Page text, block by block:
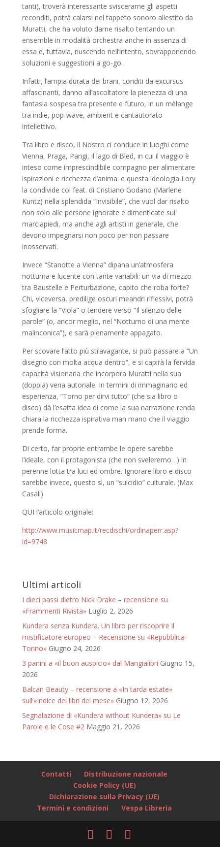
tanti), troverà interessante sviscerarne gli aspetti
reconditi, potrà calarsi nel tappeto sonoro allestito da
Muratti, che ha voluto darne risalto tentando un
ensemble in modalità orchestra anche in assenza di
essa e, tuttavia, riuscendo nell’intento, sovrapponendo
soluzioni e suggestioni a go-go.
Infatti, l’ampia durata dei brani, conditi da excursus
affascinanti, danno all’ascoltatore la pienezza di una
fantasia sospesa tra presente e futuro, in un mèlange
tra indie, pop-wave, ambient e cantautorato
intellettivo.
Tra libro e disco, il Nostro ci conduce in luoghi come
Vienna, Praga, Parigi, il lago di Bled, in cui il viaggio è
inteso come imprescindibile compagno per alimentare
ispirazioni e ricchezza d’anima: e questa ideologia Lory
la condivide col feat. di Cristiano Godano (Marlene
Kuntz) nella splendida “Invisibile”, che vuol dar risalto
non solo alle persone ignorate e dimenticate sui
marciapiedi, ma anche agli artisti in generale, che
devono impegnarsi non poco per non passare
inosservati.
Invece “Stanotte a Vienna” dipana un’atmosfera
notturna e lucente con tante variabili: un via di mezzo
tra Baustelle e Perturbazione, capito che roba forte?
Chi, viceversa, predilige oscuri meandri riflessivi, potrà
sfogliare la “Viola” o tendere verso “Il silenzio delle
parole” (o, ancor meglio, nel “Notturno di una mente
malinconica”), e sarà pienamente appagato.
Per scovare l’atto più stravagante, si può passare a “Un
disegno con molta acqua dentro”, e si capirà la fervida
capacità visionaria che incorpora Muratti nella sua
(doppia) vena autoriale. In termini di immaginario ed
esperienza, “Torno per dirvi tutto” (che sia libro o
disco) dà l’esatta idea di come la sua narrazione renda
chiara la ricchezza ispirativa man mano che il viaggio
prende forma.
Di certo, far proprie entrambe le opere sarebbe
l’ideale, con il protagonista (che non sveleremo…) in
perenne lotta tra luci ed ombre. Ignorare libro e disco
sarebbe invece, questo sì, un “suicidio” culturale. (Max
Casali)
QUI l’articolo originale:
http://www.musicmap.it/recdischi/ordinaperr.asp?
id=9748
Ultimi articoli
I dieci passi dietro Nick Drake – recensione su
«Frammenti Rivista» Luglio 2, 2026
Kundera senza Kundera. Un libro per riscoprire il
mistificatore europeo – Recensione su «Repubblica-
Torino» Giugno 24, 2026
3 panini a «il buon auspicio» dal Mangialibri Giugno 15,
2026
Balcan Beauty – recensione a «In tarda estate»
sull’«Indice dei libri del mese» Giugno 12, 2026
Segnalazione di «Kundera without Kundera» su Le
Parole e le Cose #2 Maggio 21, 2026
Contatti
Distribuzione nazionale
Cookie Policy (UE)
Dichiarazione sulla Privacy (UE)
Termini e condizioni
Vespa Libreria